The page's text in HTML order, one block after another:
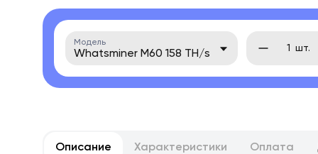
Модель
Whatsminer M60 158 TH/s шт.
Описание Характеристики Оплата